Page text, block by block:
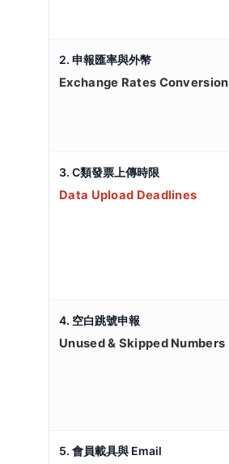
2. 申報匯率與外幣
Exchange Rates Conversion
3. C類發票上傳時限
Data Upload Deadlines
4. 空白跳號申報
Unused & Skipped Numbers
5. 會員載具與 Email